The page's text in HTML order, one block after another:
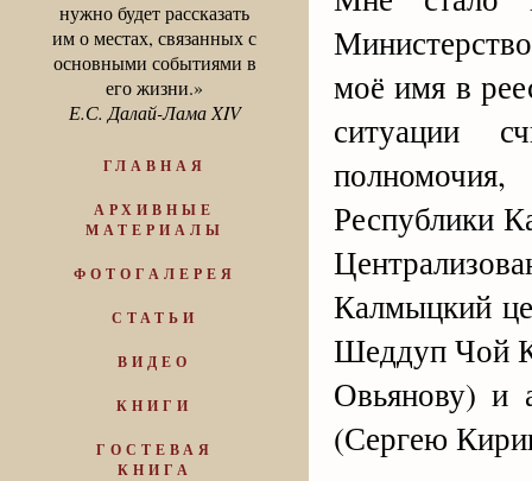
нужно будет рассказать
им о местах, связанных с
основными событиями в
его жизни.»
Е.С. Далай-Лама XIV
ГЛАВНАЯ
АРХИВНЫЕ
МАТЕРИАЛЫ
ФОТОГАЛЕРЕЯ
СТАТЬИ
ВИДЕО
КНИГИ
ГОСТЕВАЯ
КНИГА
моё имя в
ситуации
Республики
Калмыцкий
Шеддуп Чой
Овьянову) и
(Сергею